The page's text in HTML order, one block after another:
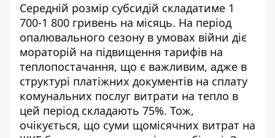
Середній розмір субсидій складатиме 1
700-1 800 гривень на місяць. На період
опалювального сезону в умовах війни діє
мораторій на підвищення тарифів на
теплопостачання, що є важливим, адже в
структурі платіжних документів на сплату
комунальних послуг витрати на тепло в
цей період складають 75%. Тож,
очікується, що суми щомісячних витрат на